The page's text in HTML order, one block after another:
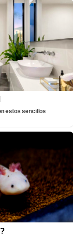
estos sencillos